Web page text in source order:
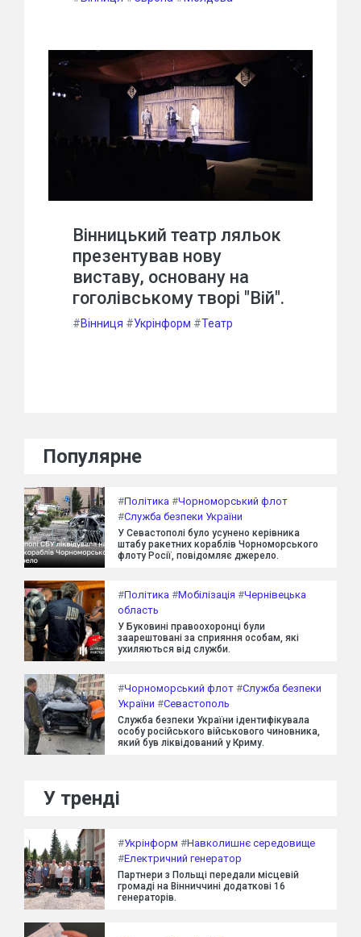
Вінницький театр ляльок
презентував нову
виставу, основану на
гоголівському творі "Вій".
#Вінниця #Укрінформ #Театр
Популярне
#Політика #Чорноморський флот
#Служба безпеки України
У Севастополі було усунено керівника
штабу ракетних кораблів Чорноморського
флоту Росії, повідомляє джерело.
#Політика #Мобілізація #Чернівецька
область
У Буковині правоохоронці були
заарештовані за сприяння особам, які
ухиляються від служби.
#Чорноморський флот #Служба безпеки
України #Севастополь
Служба безпеки України ідентифікувала
особу російського військового чиновника,
який був ліквідований у Криму.
У тренді
#Укрінформ #Навколишнє середовище
#Електричний генератор
Партнери з Польщі передали місцевій
громаді на Вінниччині додаткові 16
генераторів.